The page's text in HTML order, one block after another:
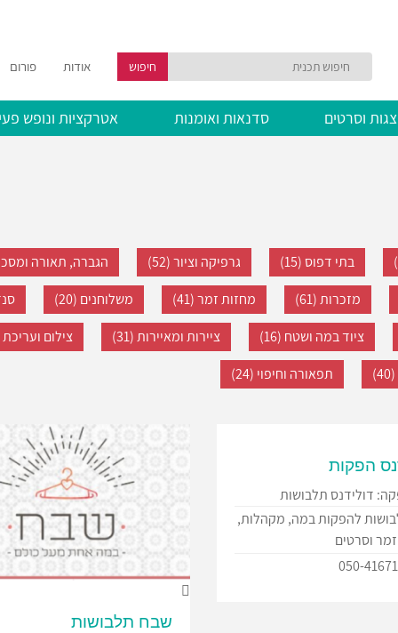
חיפוש אודות פורום
וסרטים סדנאות ואומנות אטרקציות ונופש
בתי דפוס (15) גרפיקה וציור (52)
הגברה, תאורה ומסכים
מזכרות (61)
מחזות זמר (41) משלוחנים (20)
ציוד במה ושטח (16)
ציירות ומאיירות (31)
צילום ועריכת
תפאורה וחיפוי (24)
הפקות
דולידנס תלבושות
להפקות במה, מקהלות,
וסרטים
050-
שבח תלבושות